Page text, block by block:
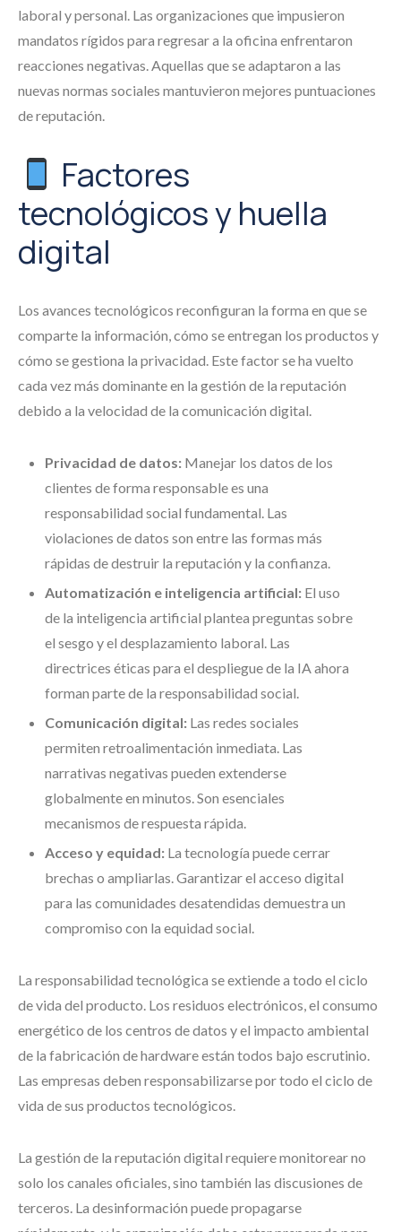
laboral y personal. Las organizaciones que impusieron
mandatos rígidos para regresar a la oficina enfrentaron
reacciones negativas. Aquellas que se adaptaron a las
nuevas normas sociales mantuvieron mejores puntuaciones
de reputación.
Factores
tecnológicos y huella
digital
Los avances tecnológicos reconfiguran la forma en que se
comparte la información, cómo se entregan los productos y
cómo se gestiona la privacidad. Este factor se ha vuelto
cada vez más dominante en la gestión de la reputación
debido a la velocidad de la comunicación digital.
Privacidad de datos: Manejar los datos de los
clientes de forma responsable es una
responsabilidad social fundamental. Las
violaciones de datos son entre las formas más
rápidas de destruir la reputación y la confianza.
Automatización e inteligencia artificial: El uso
de la inteligencia artificial plantea preguntas sobre
el sesgo y el desplazamiento laboral. Las
directrices éticas para el despliegue de la IA ahora
forman parte de la responsabilidad social.
Comunicación digital: Las redes sociales
permiten retroalimentación inmediata. Las
narrativas negativas pueden extenderse
globalmente en minutos. Son esenciales
mecanismos de respuesta rápida.
Acceso y equidad: La tecnología puede cerrar
brechas o ampliarlas. Garantizar el acceso digital
para las comunidades desatendidas demuestra un
compromiso con la equidad social.
La responsabilidad tecnológica se extiende a todo el ciclo
de vida del producto. Los residuos electrónicos, el consumo
energético de los centros de datos y el impacto ambiental
de la fabricación de hardware están todos bajo escrutinio.
Las empresas deben responsabilizarse por todo el ciclo de
vida de sus productos tecnológicos.
La gestión de la reputación digital requiere monitorear no
solo los canales oficiales, sino también las discusiones de
terceros. La desinformación puede propagarse